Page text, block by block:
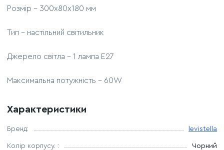
Розмір - 300х80х180 мм
Тип - настільний світильник
Джерело світла - 1 лампа Е27
Максимальна потужність - 60W
Характеристики
Бренд: levistella
Колір корпусу. : Чорний